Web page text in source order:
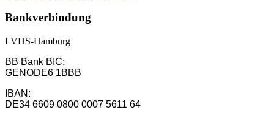
Bankverbindung
LVHS-Hamburg
BB Bank BIC:
GENODE6 1BBB
IBAN:
DE34 6609 0800 0007 5611 64